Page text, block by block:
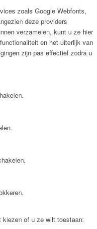
zoals Google Webfonts,
deze providers
verzamelen, kunt u ze hier
en het uiterlijk van
zijn pas effectief zodra u
kiezen of u ze wilt toestaan: